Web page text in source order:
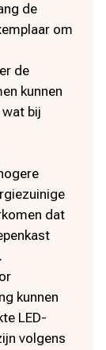
de
om
de
kunnen
bij
dat
kunnen
LED-
volgens